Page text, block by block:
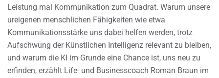
Leistung mal Kommunikation zum Quadrat. Warum unsere
ureigenen menschlichen Fähigkeiten wie etwa
Kommunikationsstärke uns dabei helfen werden, trotz
Aufschwung der Künstlichen Intelligenz relevant zu bleiben,
und warum die KI im Grunde eine Chance ist, uns neu zu
erfinden, erzählt Life- und Businesscoach Roman Braun im